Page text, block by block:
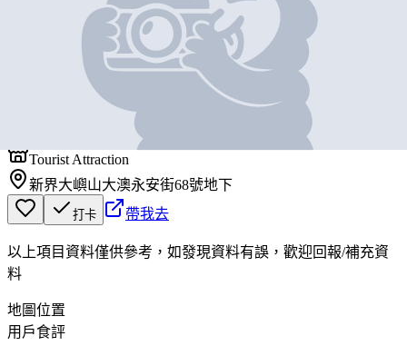
大澳士多
Tourist Attraction
新界大嶼山大澳永安街68號地下
打卡 帶我去
以上項目資料僅供參考，如發現資料有誤，歡迎回報/補充資
料
地圖位置
用戶食評